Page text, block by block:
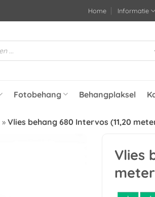
Home Informatie
Fotobehang Behangplaksel
» Vlies behang 680 Intervos (11,20
Vlies